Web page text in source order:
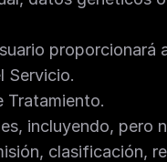
proporcionará
Servicio.
Tratamiento.
incluyendo, pero
clasificación,